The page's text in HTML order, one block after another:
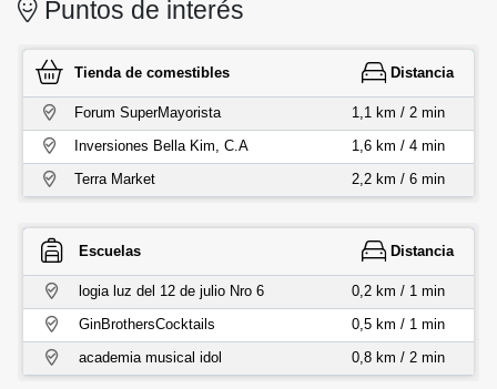
Puntos de interés
Tienda de comestibles Distancia
Forum SuperMayorista
1,1 km / 2 min
Inversiones Bella Kim, C.A
1,6 km / 4 min
Terra Market
2,2 km / 6 min
Escuelas Distancia
logia luz del 12 de julio Nro 6
0,2 km / 1 min
GinBrothersCocktails
0,5 km / 1 min
academia musical idol
0,8 km / 2 min